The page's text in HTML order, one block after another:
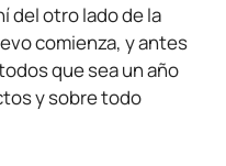
del otro lado de la
comienza, y antes
que sea un año
y sobre todo